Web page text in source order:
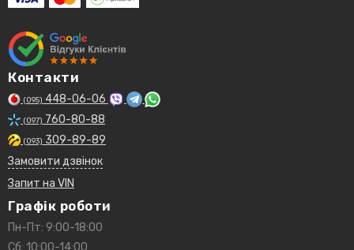
Контакти
(095) 448-06-06
(097) 760-80-88
(093) 309-89-89
Замовити дзвінок
Запит на VIN
Графік роботи
Пн-Пт: 9:00-18:00
Сб: 10:00-14:00